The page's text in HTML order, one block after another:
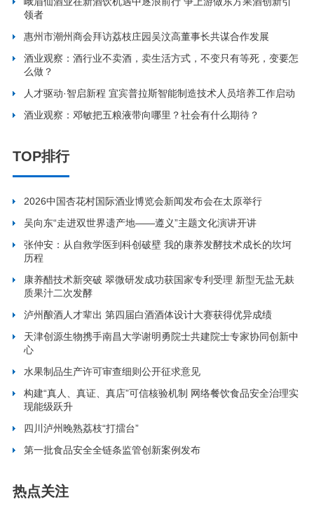
领者
惠州市潮州商会拜访荔枝庄园吴汶高董事长共谋合作发展
酒业观察：酒行业不卖酒，卖生活方式，不变只有等死，变要怎
么做？
人才驱动·智启新程 宜宾普拉斯智能制造技术人员培养工作启动
酒业观察：邓敏把五粮液带向哪里？社会有什么期待？
TOP排行
2026中国杏花村国际酒业博览会新闻发布会在太原举行
吴向东“走进双世界遗产地——遵义”主题文化演讲开讲
张仲安：从自救学医到科创破壁 我的康养发酵技术成长的坎坷
历程
康养醋技术新突破 翠微研发成功获国家专利受理 新型无盐无麸
质果汁二次发酵
泸州酿酒人才辈出 第四届白酒酒体设计大赛获得优异成绩
天津创源生物携手南昌大学谢明勇院士共建院士专家协同创新中
心
水果制品生产许可审查细则公开征求意见
构建“真人、真证、真店”可信核验机制 网络餐饮食品安全治理实
现能级跃升
四川泸州晚熟荔枝“打擂台”
第一批食品安全全链条监管创新案例发布
热点关注